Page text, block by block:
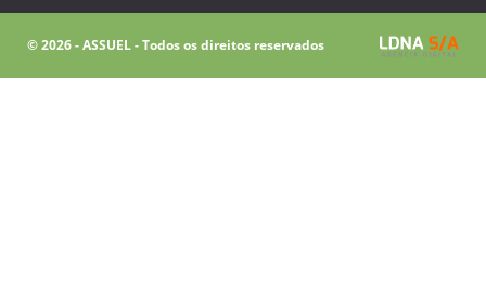
© 2026 - ASSUEL - Todos os direitos reservados